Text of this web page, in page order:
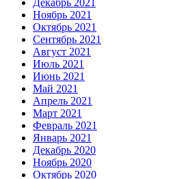
Ноябрь 2021
Октябрь 2021
Сентябрь 2021
Август 2021
Июль 2021
Июнь 2021
Май 2021
Апрель 2021
Март 2021
Февраль 2021
Январь 2021
Декабрь 2020
Ноябрь 2020
Октябрь 2020